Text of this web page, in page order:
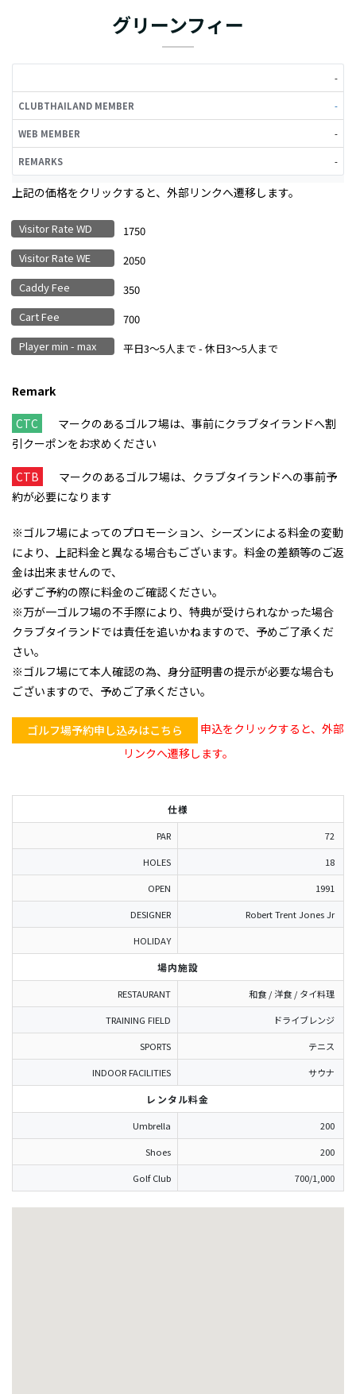
グリーンフィー
MEMBER
REMARKS
-
-
-
-
上記の価格をクリックすると、外部リンクへ遷移します。
Visitor Rate WD
1750
Visitor Rate WE
2050
Caddy Fee
350
Cart Fee
700
Player min - max
平日3〜5人まで - 休日3〜5人まで
Remark
CTC
マークのあるゴルフ場は、事前にクラブタイランドへ割
引クーポンをお求めください
CTB
マークのあるゴルフ場は、クラブタイランドへの事前予
約が必要になります
※ゴルフ場によってのプロモーション、シーズンによる料金の変動
により、上記料金と異なる場合もございます。料金の差額等のご返
金は出来ませんので、
必ずご予約の際に料金のご確認ください。
※万が一ゴルフ場の不手際により、特典が受けられなかった場合
クラブタイランドでは責任を追いかねますので、予めご了承くだ
さい。
※ゴルフ場にて本人確認の為、身分証明書の提示が必要な場合も
ございますので、予めご了承ください。
ゴルフ場予約申し込みはこちら
申込をクリックすると、外部
リンクへ遷移します。
仕様
PAR 72
HOLES 18
OPEN 1991
DESIGNER Robert Trent Jones Jr
HOLIDAY
場内施設
RESTAURANT 和食 / 洋食 / タイ料理
TRAINING FIELD ドライブレンジ
SPORTS テニス
INDOOR FACILITIES サウナ
レンタル料金
Umbrella 200
Shoes 200
Golf Club 700/1,000